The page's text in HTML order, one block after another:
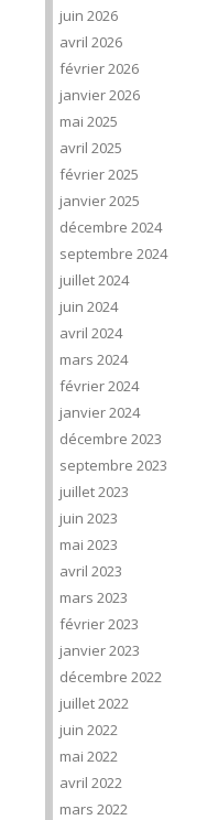
juin 2026
avril 2026
février 2026
janvier 2026
mai 2025
avril 2025
février 2025
janvier 2025
décembre 2024
septembre 2024
juillet 2024
juin 2024
avril 2024
mars 2024
février 2024
janvier 2024
décembre 2023
septembre 2023
juillet 2023
juin 2023
mai 2023
avril 2023
mars 2023
février 2023
janvier 2023
décembre 2022
juillet 2022
juin 2022
mai 2022
avril 2022
mars 2022